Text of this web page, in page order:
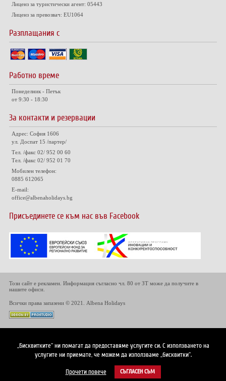
Лиценз за туристически агент: 05443
Лиценз за превозвач: EU1064
Разплащания с
Работно време
Понеделник - Петък
от 9:30 - 18:30
За контакти и резервации
Адрес: София 1606
ул. Доспат 15 /партер/
Тел. /факс 02/ 952 00 60
Тел. /факс 02/ 952 01 70
Мобилен телефон:
0885 612065
E-mail:
office@albenaholidays.bg
Присъединете се към нас във Facebook
Този сайт е рекламен. Информация съгласно чл. 80 от ЗТ може да получите в
нашите офиси.
Всички права запазени © 2021. Albena Holidays
„Бисквитките“ ни помагат да предоставяме услугите си. С използването на
услугите ни приемате, че можем да използваме „бисквитки“.
Прочети повече СЪГЛАСЕН СЪМ